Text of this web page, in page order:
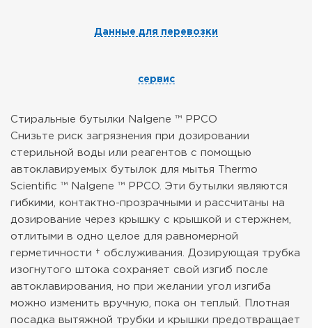
Данные для перевозки
сервис
Стиральные бутылки Nalgene ™ PPCO
Снизьте риск загрязнения при дозировании
стерильной воды или реагентов с помощью
автоклавируемых бутылок для мытья Thermo
Scientific ™ Nalgene ™ PPCO. Эти бутылки являются
гибкими, контактно-прозрачными и рассчитаны на
дозирование через крышку с крышкой и стержнем,
отлитыми в одно целое для равномерной
герметичности † обслуживания. Дозирующая трубка
изогнутого штока сохраняет свой изгиб после
автоклавирования, но при желании угол изгиба
можно изменить вручную, пока он теплый. Плотная
посадка вытяжной трубки и крышки предотвращает